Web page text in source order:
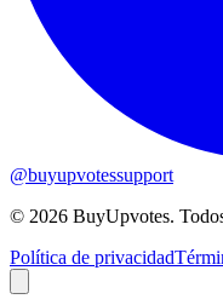
@buyupvotessupport
© 2026 BuyUpvotes.
Política de privacidad